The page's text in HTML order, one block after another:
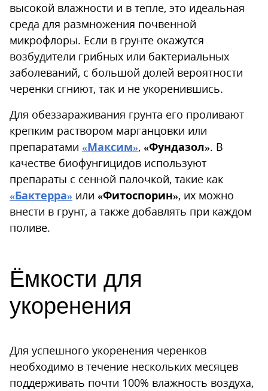
высокой влажности и в тепле, это идеальная
среда для размножения почвенной
микрофлоры. Если в грунте окажутся
возбудители грибных или бактериальных
заболеваний, с большой долей вероятности
черенки сгниют, так и не укоренившись.
Для обеззараживания грунта его проливают
крепким раствором марганцовки или
препаратами «Максим», «Фундазол». В
качестве биофунгицидов используют
препараты с сенной палочкой, такие как
«Бактерра» или «Фитоспорин», их можно
внести в грунт, а также добавлять при каждом
поливе.
Ёмкости для
укоренения
Для успешного укоренения черенков
необходимо в течение нескольких месяцев
поддерживать почти 100% влажность воздуха,